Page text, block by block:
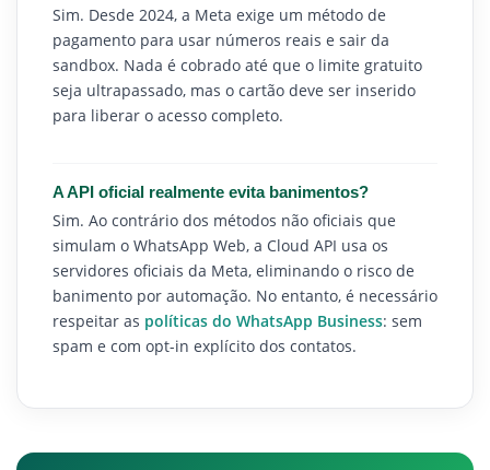
Sim. Desde 2024, a Meta exige um método de
pagamento para usar números reais e sair da
sandbox. Nada é cobrado até que o limite gratuito
seja ultrapassado, mas o cartão deve ser inserido
para liberar o acesso completo.
A API oficial realmente evita banimentos?
Sim. Ao contrário dos métodos não oficiais que
simulam o WhatsApp Web, a Cloud API usa os
servidores oficiais da Meta, eliminando o risco de
banimento por automação. No entanto, é necessário
respeitar as políticas do WhatsApp Business: sem
spam e com opt-in explícito dos contatos.